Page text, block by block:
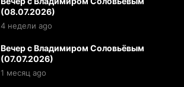
(08.07.2026)
4 недели ago
Вечер с Владимиром Соловьёвым
(07.07.2026)
1 месяц ago